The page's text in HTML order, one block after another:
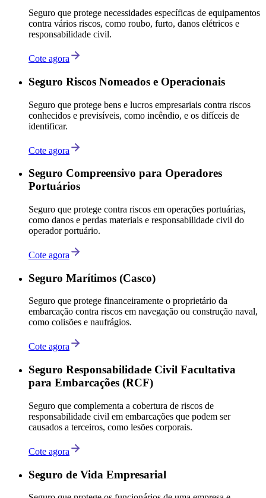
Seguro que protege necessidades específicas de equipamentos
contra vários riscos, como roubo, furto, danos elétricos e
responsabilidade civil.
Cote agora
Seguro Riscos Nomeados e Operacionais
Seguro que protege bens e lucros empresariais contra riscos
conhecidos e previsíveis, como incêndio, e os difíceis de
identificar.
Cote agora
Seguro Compreensivo para Operadores
Portuários
Seguro que protege contra riscos em operações portuárias,
como danos e perdas materiais e responsabilidade civil do
operador portuário.
Cote agora
Seguro Marítimos (Casco)
Seguro que protege financeiramente o proprietário da
embarcação contra riscos em navegação ou construção naval,
como colisões e naufrágios.
Cote agora
Seguro Responsabilidade Civil Facultativa
para Embarcações (RCF)
Seguro que complementa a cobertura de riscos de
responsabilidade civil em embarcações que podem ser
causados a terceiros, como lesões corporais.
Cote agora
Seguro de Vida Empresarial